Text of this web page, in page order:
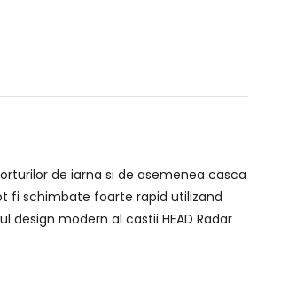
de iarna si de asemenea casca
fi schimbate foarte rapid utilizand
modern al castii HEAD Radar